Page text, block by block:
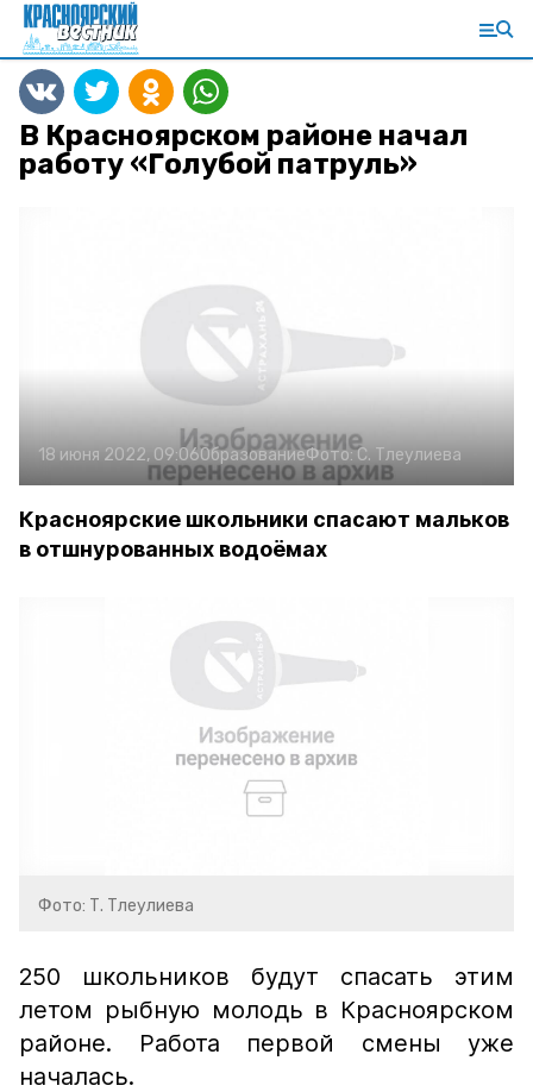
В Красноярском районе начал
работу «Голубой патруль»
18 июня 2022, 09:06ОбразованиеФото:С. Тлеулиева
Красноярские школьники спасают мальков
в отшнурованных водоёмах
Фото: Т. Тлеулиева
250 школьников будут спасать этим
летом рыбную молодь в Красноярском
районе. Работа первой смены уже
началась.